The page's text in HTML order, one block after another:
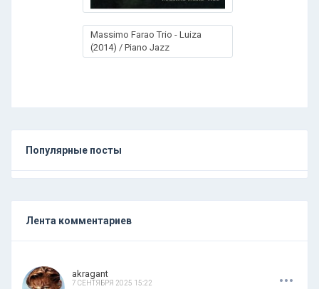
Massimo Farao Trio - Luiza
(2014) / Piano Jazz
Популярные посты
Лента комментариев
akragant
7 СЕНТЯБРЯ 2025 15:22 ...